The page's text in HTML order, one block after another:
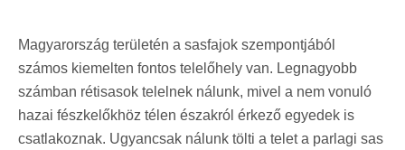
Magyarország területén a sasfajok szempontjából
számos kiemelten fontos telelőhely van. Legnagyobb
számban rétisasok telelnek nálunk, mivel a nem vonuló
hazai fészkelőkhöz télen északról érkező egyedek is
csatlakoznak. Ugyancsak nálunk tölti a telet a parlagi sas